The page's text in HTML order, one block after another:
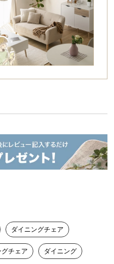
ダイニングチェア
チェア ダイニング